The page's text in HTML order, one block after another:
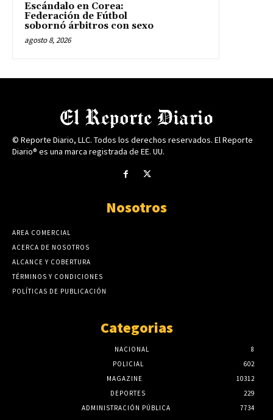
Escándalo en Corea:
Federación de Fútbol
sobornó árbitros con sexo
agosto 8, 2026
© Reporte Diario, LLC. Todos los derechos reservados. El Reporte
Diario® es una marca registrada de EE. UU.
Nosotros
AREA COMERCIAL
ACERCA DE NOSOTROS
ALCANCE Y COBERTURA
TÉRMINOS Y CONDICIONES
POLÍTICAS DE PUBLICACIÓN
Categorias
NACIONAL
8
POLICIAL
602
MAGAZINE
10312
DEPORTES
229
ADMINISTRACIÓN PÚBLICA
7734